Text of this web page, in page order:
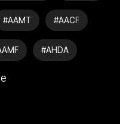
#AAMT #AACF
#AHDA